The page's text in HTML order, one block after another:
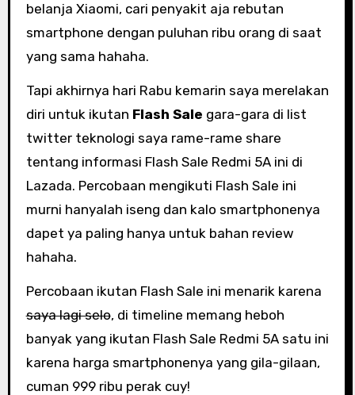
belanja Xiaomi, cari penyakit aja rebutan
smartphone dengan puluhan ribu orang di saat
yang sama hahaha.
Tapi akhirnya hari Rabu kemarin saya merelakan
diri untuk ikutan Flash Sale gara-gara di list
twitter teknologi saya rame-rame share
tentang informasi Flash Sale Redmi 5A ini di
Lazada. Percobaan mengikuti Flash Sale ini
murni hanyalah iseng dan kalo smartphonenya
dapet ya paling hanya untuk bahan review
hahaha.
Percobaan ikutan Flash Sale ini menarik karena
saya lagi selo, di timeline memang heboh
banyak yang ikutan Flash Sale Redmi 5A satu ini
karena harga smartphonenya yang gila-gilaan,
cuman 999 ribu perak cuy!